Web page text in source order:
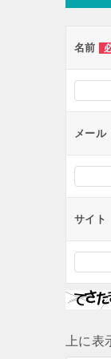
ー
ョ
ン
名前
メール
サイト
上に